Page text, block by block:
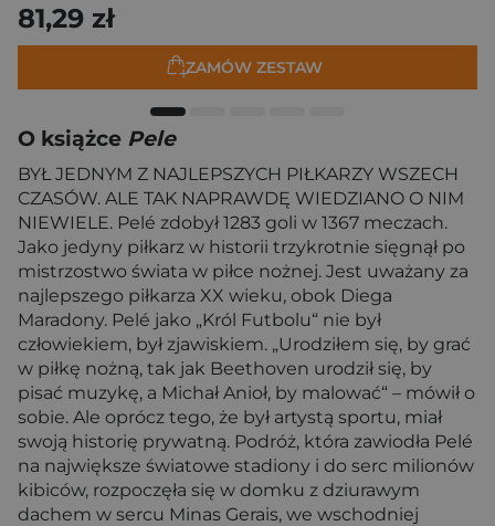
81,29 zł
ZAMÓW ZESTAW
O książce Pele
BYŁ JEDNYM Z NAJLEPSZYCH PIŁKARZY WSZECH
CZASÓW. ALE TAK NAPRAWDĘ WIEDZIANO O NIM
NIEWIELE. Pelé zdobył 1283 goli w 1367 meczach.
Jako jedyny piłkarz w historii trzykrotnie sięgnął po
mistrzostwo świata w piłce nożnej. Jest uważany za
najlepszego piłkarza XX wieku, obok Diega
Maradony. Pelé jako „Król Futbolu“ nie był
człowiekiem, był zjawiskiem. „Urodziłem się, by grać
w piłkę nożną, tak jak Beethoven urodził się, by
pisać muzykę, a Michał Anioł, by malować“ – mówił o
sobie. Ale oprócz tego, że był artystą sportu, miał
swoją historię prywatną. Podróż, która zawiodła Pelé
na największe światowe stadiony i do serc milionów
kibiców, rozpoczęła się w domku z dziurawym
dachem w sercu Minas Gerais, we wschodniej